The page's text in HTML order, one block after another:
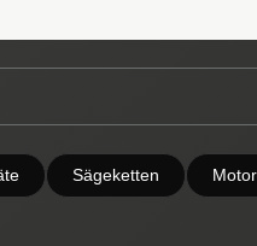
Sägeketten